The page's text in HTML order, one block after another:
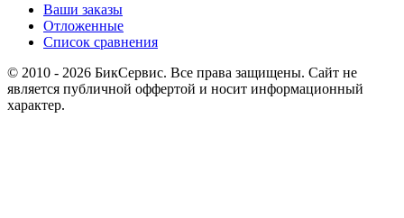
Ваши заказы
Отложенные
Список сравнения
© 2010 - 2026 БикСервис. Все права защищены. Сайт не
является публичной оффертой и носит информационный
характер.